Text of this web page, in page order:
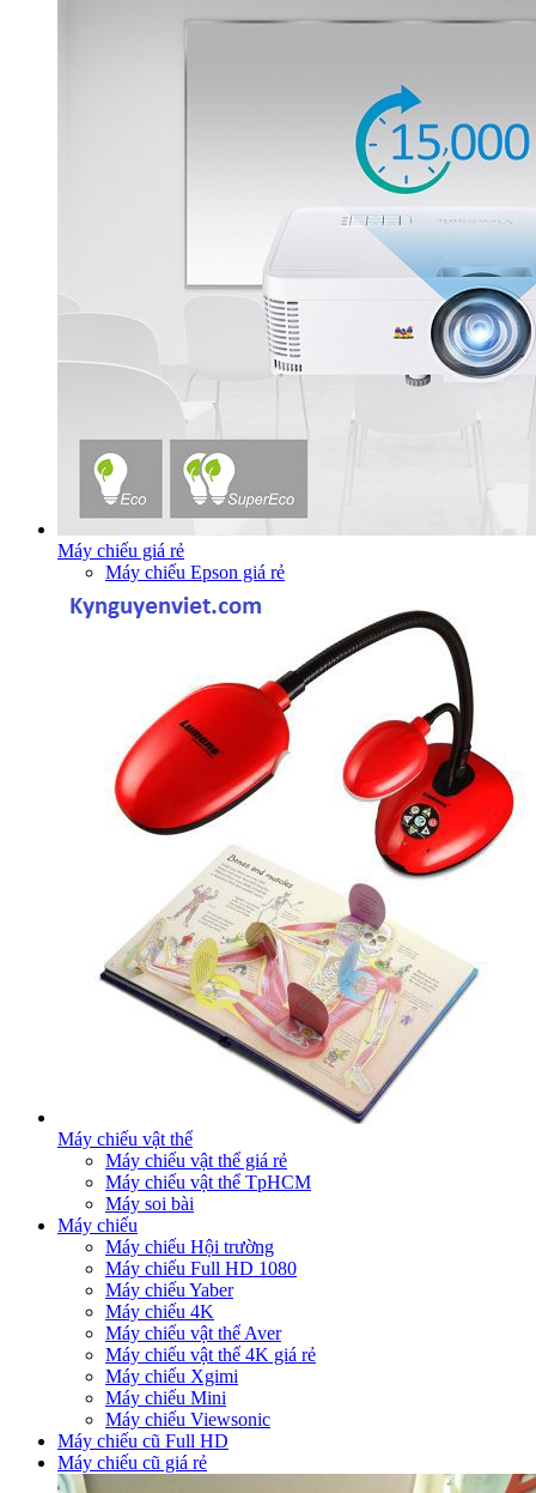
Máy chiếu giá rẻ
Máy chiếu Epson giá rẻ
Máy chiếu vật thể
Máy chiếu vật thể giá rẻ
Máy chiếu vật thể TpHCM
Máy soi bài
Máy chiếu
Máy chiếu Hội trường
Máy chiếu Full HD 1080
Máy chiếu Yaber
Máy chiếu 4K
Máy chiếu vật thể Aver
Máy chiếu vật thể 4K giá rẻ
Máy chiếu Xgimi
Máy chiếu Mini
Máy chiếu Viewsonic
Máy chiếu cũ Full HD
Máy chiếu cũ giá rẻ